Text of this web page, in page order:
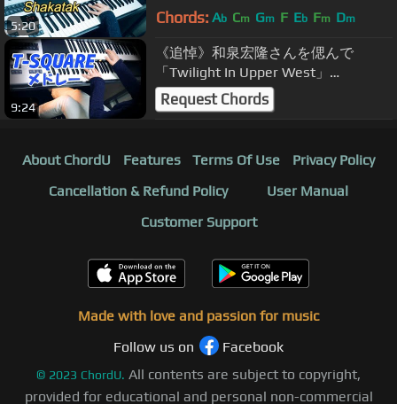
5:20
ELS-02C
Chords: Ab Cm Gm F Eb Fm Dm
9:24
《追悼》和泉宏隆さんを偲んで
「Twilight In Upper West」
~「OMENS OF LOVE」・T-SQUARE
メドレー★エレクトーン演奏
Request Chords
About ChordU Features Terms Of Use
Privacy Policy
Cancellation & Refund Policy
User Manual
Customer Support
Made with love and passion for music
Follow us on
Facebook
© 2023 ChordU. All contents are subject to copyright,
provided for educational and personal non-commercial